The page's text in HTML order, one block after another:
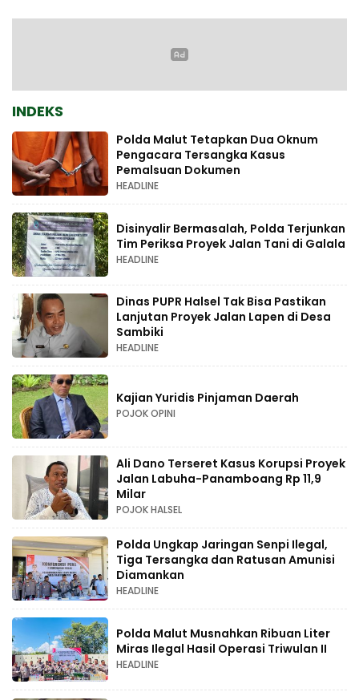
INDEKS
Polda Malut Tetapkan Dua Oknum
Pengacara Tersangka Kasus
Pemalsuan Dokumen
HEADLINE
Disinyalir Bermasalah, Polda Terjunkan
Tim Periksa Proyek Jalan Tani di Galala
HEADLINE
Dinas PUPR Halsel Tak Bisa Pastikan
Lanjutan Proyek Jalan Lapen di Desa
Sambiki
HEADLINE
Kajian Yuridis Pinjaman Daerah
POJOK OPINI
Ali Dano Terseret Kasus Korupsi Proyek
Jalan Labuha-Panamboang Rp 11,9
Milar
POJOK HALSEL
Polda Ungkap Jaringan Senpi Ilegal,
Tiga Tersangka dan Ratusan Amunisi
Diamankan
HEADLINE
Polda Malut Musnahkan Ribuan Liter
Miras Ilegal Hasil Operasi Triwulan II
HEADLINE